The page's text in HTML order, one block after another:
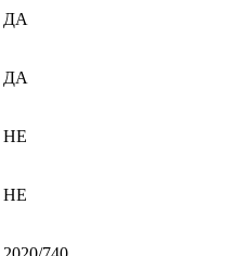
ДА
ДА
НЕ
НЕ